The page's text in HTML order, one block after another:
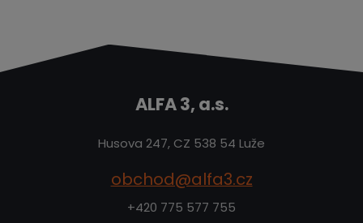
ALFA 3, a.s.
Husova 247, CZ 538 54 Luže
obchod@alfa3.cz
+420 775 577 755